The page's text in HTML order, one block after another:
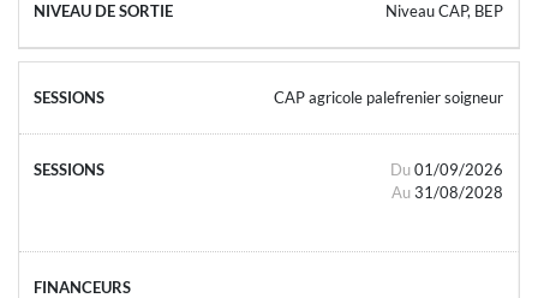
Niveau CAP, BEP
CAP agricole palefrenier soigneur
Du 01/09/2026
Au 31/08/2028